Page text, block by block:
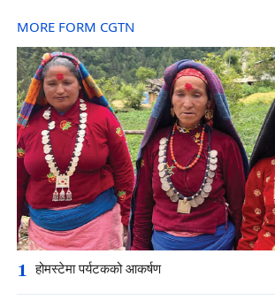
MORE FORM CGTN
1 होमस्टेमा पर्यटकको आकर्षण